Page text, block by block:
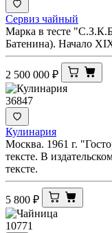
Сервиз чайный
Марка в тесте
Батенина). Начало
2 500 000 ₽
36847
Кулинария
Москва. 1961 г.
тексте. В
тексте.
5 800 ₽
10771